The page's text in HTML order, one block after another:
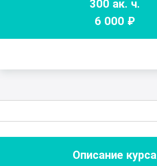
300 ак. ч.
6 000 ₽
Описание курса